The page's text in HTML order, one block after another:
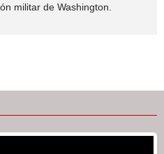
militar de Washington.